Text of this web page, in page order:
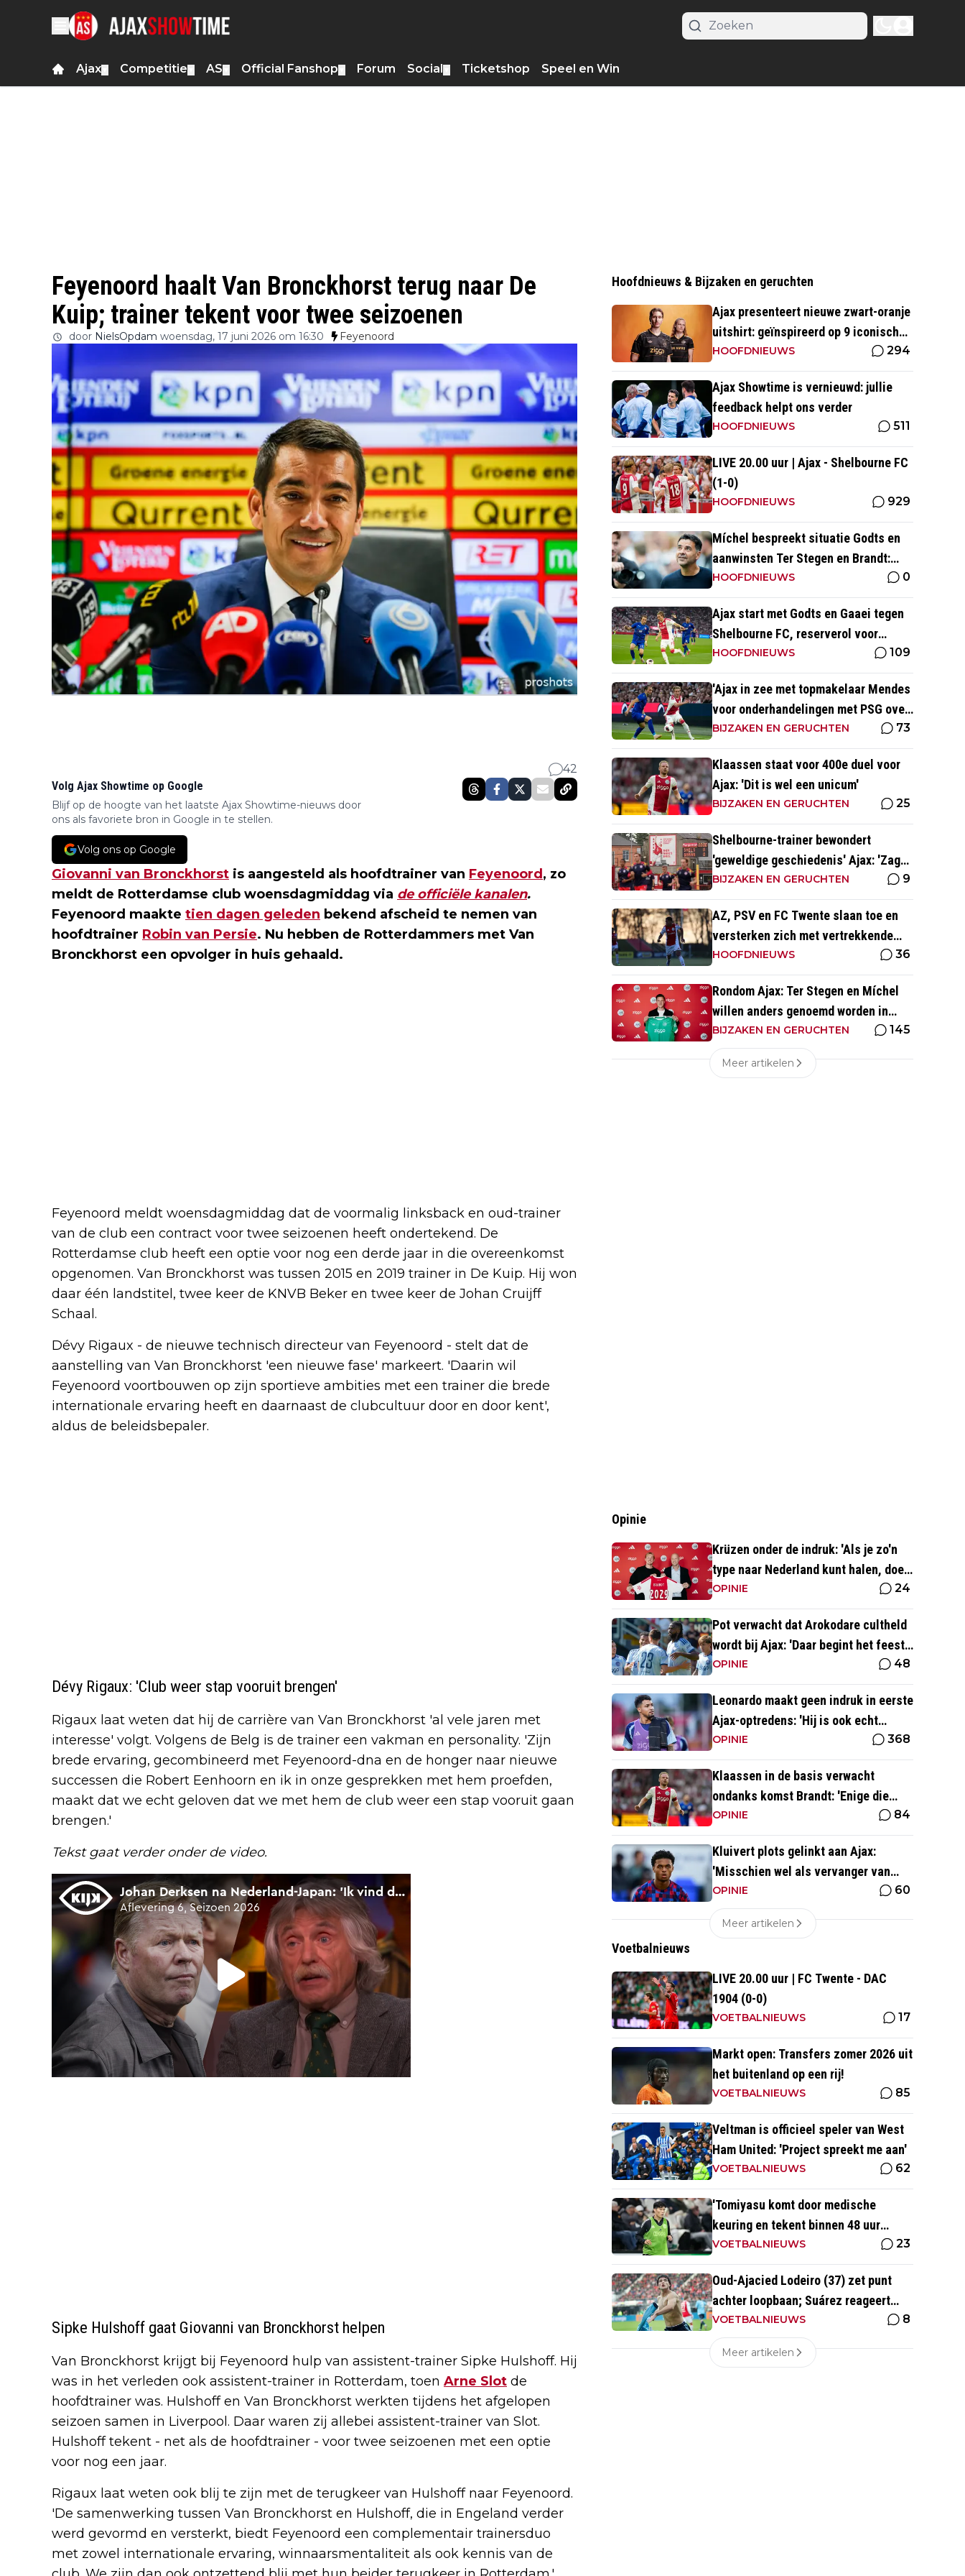
Ajax Competitie AS Official Fanshop Forum Social Ticketshop Speel en Win
Feyenoord haalt Van Bronckhorst terug naar De
Kuip; trainer tekent voor twee seizoenen
door NielsOpdam woensdag, 17 juni 2026 om 16:30 Feyenoord
42
Volg Ajax Showtime op Google
Blijf op de hoogte van het laatste Ajax Showtime-nieuws door
ons als favoriete bron in Google in te stellen.
Volg ons op Google
Giovanni van Bronckhorst is aangesteld als hoofdtrainer van Feyenoord , zo
meldt de Rotterdamse club woensdagmiddag via de officiële kanalen.
Feyenoord maakte tien dagen geleden bekend afscheid te nemen van
hoofdtrainer Robin van Persie. Nu hebben de Rotterdammers met Van
Bronckhorst een opvolger in huis gehaald.
Feyenoord meldt woensdagmiddag dat de voormalig linksback en oud-trainer
van de club een contract voor twee seizoenen heeft ondertekend. De
Rotterdamse club heeft een optie voor nog een derde jaar in die overeenkomst
opgenomen. Van Bronckhorst was tussen 2015 en 2019 trainer in De Kuip. Hij won
daar één landstitel, twee keer de KNVB Beker en twee keer de Johan Cruijff
Schaal.
Dévy Rigaux - de nieuwe technisch directeur van Feyenoord - stelt dat de
aanstelling van Van Bronckhorst 'een nieuwe fase' markeert. 'Daarin wil
Feyenoord voortbouwen op zijn sportieve ambities met een trainer die brede
internationale ervaring heeft en daarnaast de clubcultuur door en door kent',
aldus de beleidsbepaler.
Dévy Rigaux: 'Club weer stap vooruit brengen'
Rigaux laat weten dat hij de carrière van Van Bronckhorst 'al vele jaren met
interesse' volgt. Volgens de Belg is de trainer een vakman en personality. 'Zijn
brede ervaring, gecombineerd met Feyenoord-dna en de honger naar nieuwe
successen die Robert Eenhoorn en ik in onze gesprekken met hem proefden,
maakt dat we echt geloven dat we met hem de club weer een stap vooruit gaan
brengen.'
Tekst gaat verder onder de video.
Sipke Hulshoff gaat Giovanni van Bronckhorst helpen
Van Bronckhorst krijgt bij Feyenoord hulp van assistent-trainer Sipke Hulshoff. Hij
was in het verleden ook assistent-trainer in Rotterdam, toen Arne Slot de
hoofdtrainer was. Hulshoff en Van Bronckhorst werkten tijdens het afgelopen
seizoen samen in Liverpool. Daar waren zij allebei assistent-trainer van Slot.
Hulshoff tekent - net als de hoofdtrainer - voor twee seizoenen met een optie
voor nog een jaar.
Rigaux laat weten ook blij te zijn met de terugkeer van Hulshoff naar Feyenoord.
'De samenwerking tussen Van Bronckhorst en Hulshoff, die in Engeland verder
werd gevormd en versterkt, biedt Feyenoord een complementair trainersduo
met zowel internationale ervaring, winnaarsmentaliteit als ook kennis van de
Hoofdnieuws & Bijzaken en geruchten
Ajax presenteert nieuwe zwart-oranje
uitshirt: geïnspireerd op 9 iconische
momenten uit clubhistorie
HOOFDNIEUWS 294
Ajax Showtime is vernieuwd: jullie
feedback helpt ons verder
HOOFDNIEUWS 511
LIVE 20.00 uur | Ajax - Shelbourne FC
(1-0)
HOOFDNIEUWS 929
Míchel bespreekt situatie Godts en
aanwinsten Ter Stegen en Brandt:
'Julian kan spelen in de slotfase'
HOOFDNIEUWS 0
Ajax start met Godts en Gaaei tegen
Shelbourne FC, reserverol voor
Brandt en Ter Stegen
HOOFDNIEUWS 109
'Ajax in zee met topmakelaar Mendes
voor onderhandelingen met PSG over
Godts'
BIJZAKEN EN GERUCHTEN 73
Klaassen staat voor 400e duel voor
Ajax: 'Dit is wel een unicum'
BIJZAKEN EN GERUCHTEN 25
Shelbourne-trainer bewondert
'geweldige geschiedenis' Ajax: 'Zag
Kluivert de winnende scoren'
BIJZAKEN EN GERUCHTEN 9
AZ, PSV en FC Twente slaan toe en
versterken zich met vertrekkende
Ajax-talenten
HOOFDNIEUWS 36
Rondom Ajax: Ter Stegen en Míchel
willen anders genoemd worden in
media
BIJZAKEN EN GERUCHTEN 145
Meer artikelen
Opinie
Krüzen onder de indruk: 'Als je zo'n
type naar Nederland kunt halen, doe
je iets goed'
OPINIE 24
Pot verwacht dat Arokodare cultheld
wordt bij Ajax: 'Daar begint het feest
eigenlijk al'
OPINIE 48
Leonardo maakt geen indruk in eerste
Ajax-optredens: 'Hij is ook echt
langzaam'
OPINIE 368
Klaassen in de basis verwacht
ondanks komst Brandt: 'Enige die
daar goed kan spelen'
OPINIE 84
Kluivert plots gelinkt aan Ajax:
'Misschien wel als vervanger van
Mika Godts'
OPINIE 60
Meer artikelen
Voetbalnieuws
LIVE 20.00 uur | FC Twente - DAC
1904 (0-0)
VOETBALNIEUWS 17
Markt open: Transfers zomer 2026 uit
het buitenland op een rij!
VOETBALNIEUWS 85
Veltman is officieel speler van West
Ham United: 'Project spreekt me aan'
VOETBALNIEUWS 62
'Tomiyasu komt door medische
keuring en tekent binnen 48 uur
contract bij nieuwe club'
VOETBALNIEUWS 23
Oud-Ajacied Lodeiro (37) zet punt
achter loopbaan; Suárez reageert
emotioneel
VOETBALNIEUWS 8
Meer artikelen